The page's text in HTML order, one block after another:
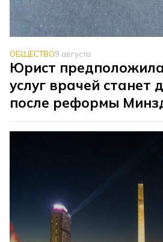
ОБЩЕСТВО9 августа
Юрист
услуг врачей станет
после реформы